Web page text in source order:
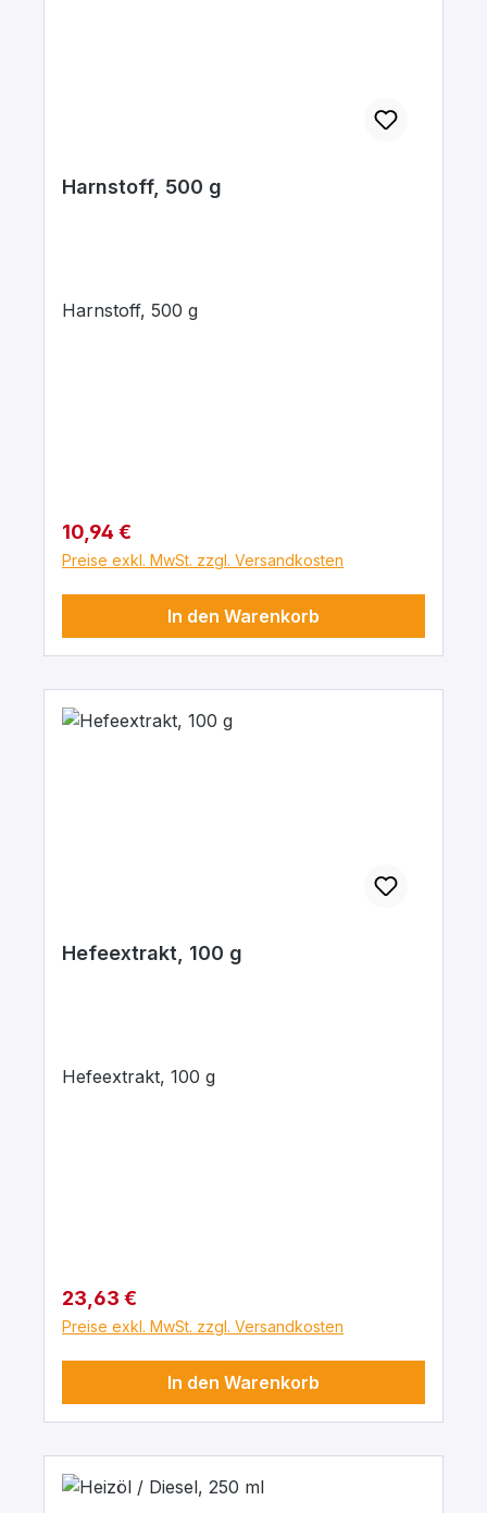
Harnstoff, 500 g
Harnstoff, 500 g
Regulärer Preis:
10,94 €
Preise exkl. MwSt. zzgl. Versandkosten
In den Warenkorb
Hefeextrakt, 100 g
Hefeextrakt, 100 g
Regulärer Preis:
23,63 €
Preise exkl. MwSt. zzgl. Versandkosten
In den Warenkorb